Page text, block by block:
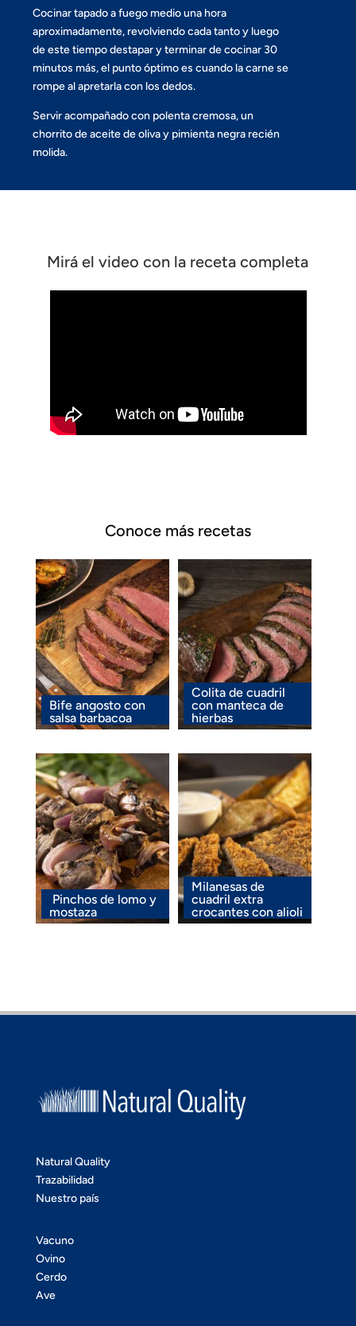
Cocinar tapado a fuego medio una hora
aproximadamente, revolviendo cada tanto y luego
de este tiempo destapar y terminar de cocinar 30
minutos más, el punto óptimo es cuando la carne se
rompe al apretarla con los dedos.
Servir acompañado con polenta cremosa, un
chorrito de aceite de oliva y pimienta negra recién
molida.
Mirá el video con la receta completa
Conoce más recetas
Bife angosto con
salsa barbacoa
Colita de cuadril
con manteca de
hierbas
Pinchos de lomo y
mostaza
Milanesas de
cuadril extra
crocantes con alioli
Natural Quality
Trazabilidad
Nuestro país
Vacuno
Ovino
Cerdo
Ave